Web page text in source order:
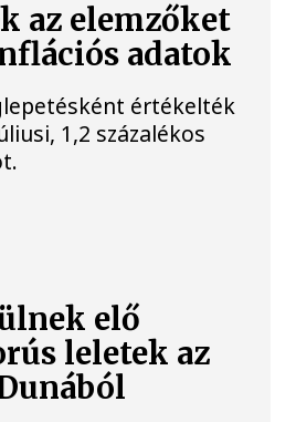
az elemzőket
adatok
értékelték
1,2 százalékos
elő
leletek az